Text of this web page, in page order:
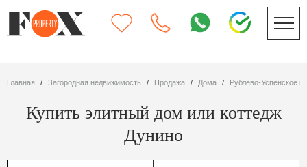
Главная Загородная недвижимость Продажа дома Рублево-Успенское
Купить элитный дом или коттедж
Дунино